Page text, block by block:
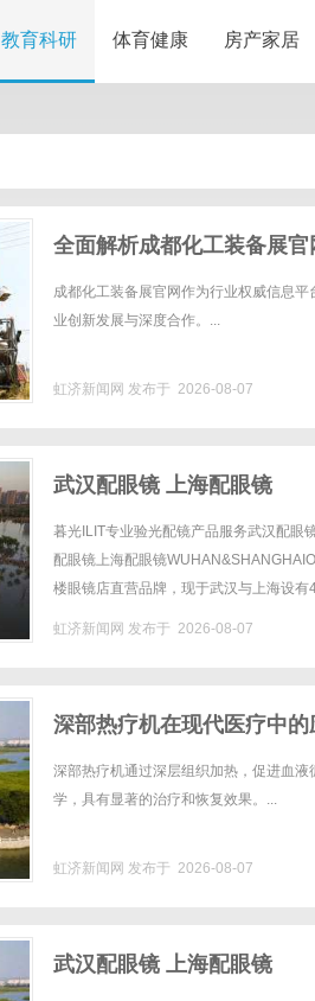
教育科研 体育健康 房产家居
全面解析成都化工装备展
成都化工装备展官网作为行业权威信息
业创新发展与深度合作。...
虹济新闻网 发布于 2026-08-07
武汉配眼镜 上海配眼镜
暮光ILIT专业验光配镜产品服务武汉配眼
配眼镜上海配眼镜
楼眼镜店直营品牌，现于武汉与上海设
虹济新闻网 发布于 2026-08-07
深部热疗机在现代医疗中
深部热疗机通过深层组织加热，促进血
学，具有显著的治疗和恢复效果。...
虹济新闻网 发布于 2026-08-07
武汉配眼镜 上海配眼镜